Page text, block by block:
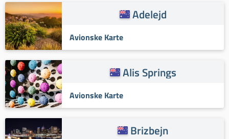
Adelejd
Avionske Karte
Alis Springs
Avionske Karte
Brizbejn